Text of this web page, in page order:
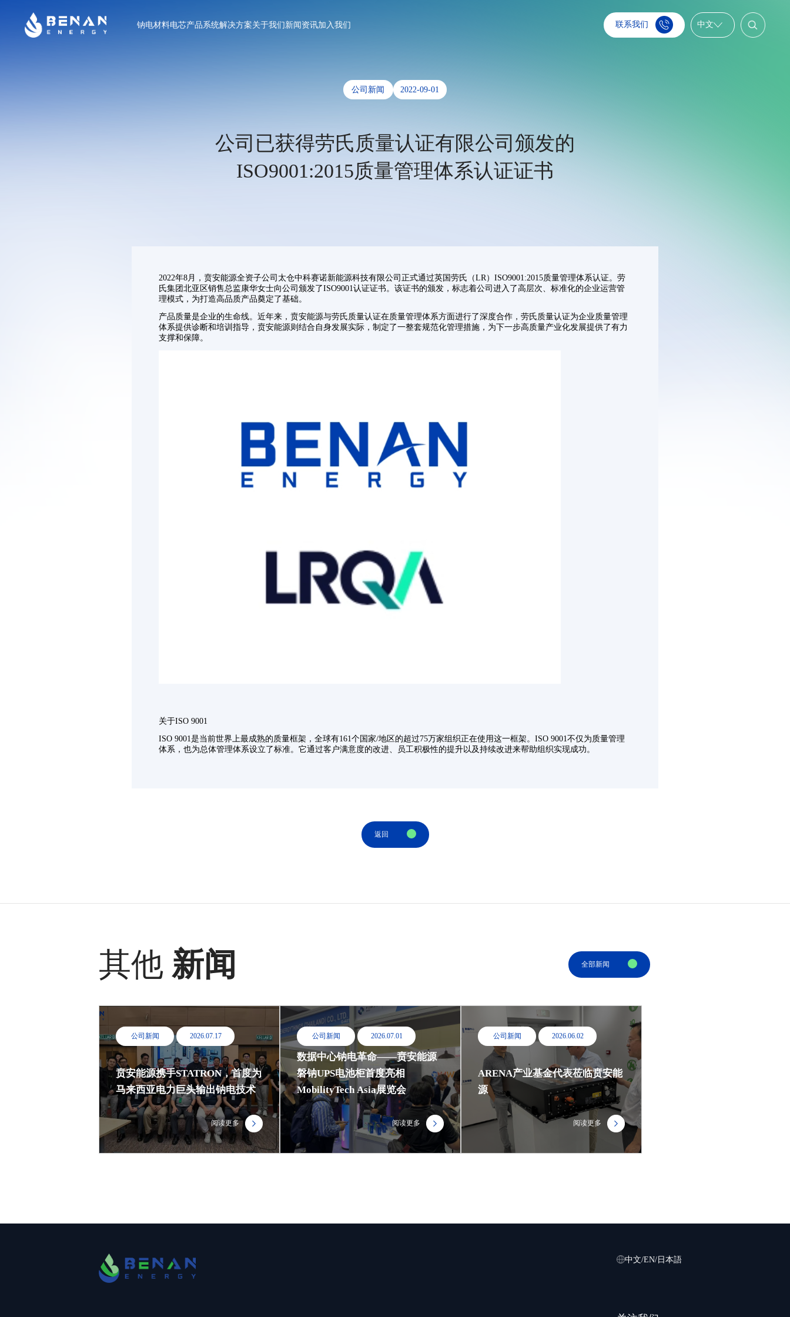
钠电材料电芯产品 系统解决方案关于我们 新闻资讯加入我们 联系我们 中文
公司新闻 2022-09-01
公司已获得劳氏质量认证有限公司颁发的
ISO9001:2015质量管理体系认证证书
2022年8月，贲安能源全资子公司太仓中科赛诺新能源科技有限公司正式通过英国劳氏（LR）ISO9001:2015质量管理体系认证。劳
氏集团北亚区销售总监康华女士向公司颁发了ISO9001认证证书。该证书的颁发，标志着公司进入了高层次、标准化的企业运营管
理模式，为打造高品质产品奠定了基础。
产品质量是企业的生命线。近年来，贲安能源与劳氏质量认证在质量管理体系方面进行了深度合作，劳氏质量认证为企业质量管理
体系提供诊断和培训指导，贲安能源则结合自身发展实际，制定了一整套规范化管理措施，为下一步高质量产业化发展提供了有力
支撑和保障。
关于ISO 9001
ISO 9001是当前世界上最成熟的质量框架，全球有161个国家/地区的超过75万家组织正在使用这一框架。ISO 9001不仅为质量管理
体系，也为总体管理体系设立了标准。它通过客户满意度的改进、员工积极性的提升以及持续改进来帮助组织实现成功。
返回
其他 新闻 全部新闻
公司新闻 2026.07.17
贲安能源携手STATRON，首度为
马来西亚电力巨头输出钠电技术
阅读更多
公司新闻 2026.07.01
数据中心钠电革命——贲安能源
磐钠UPS电池柜首度亮相
MobilityTech Asia展览会
阅读更多
公司新闻 2026.06.02
ARENA产业基金代表莅临贲安能
源
阅读更多
中文/EN/日本語